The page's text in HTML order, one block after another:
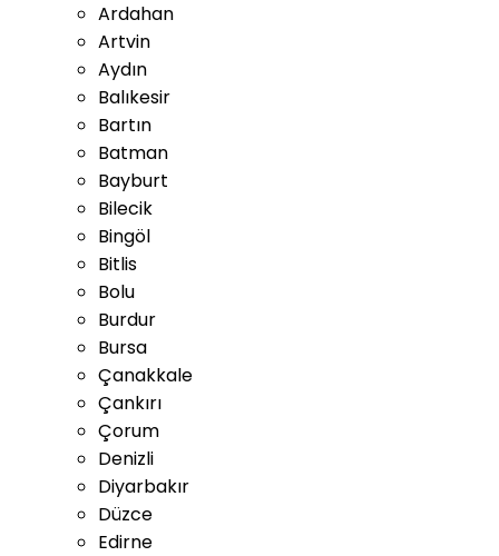
Ardahan
Artvin
Aydın
Balıkesir
Bartın
Batman
Bayburt
Bilecik
Bingöl
Bitlis
Bolu
Burdur
Bursa
Çanakkale
Çankırı
Çorum
Denizli
Diyarbakır
Düzce
Edirne